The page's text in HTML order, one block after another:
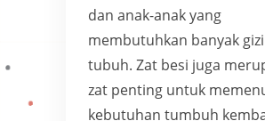
dan anak-anak yang
membutuhkan banyak
tubuh. Zat besi juga
zat penting untuk
kebutuhan tumbuh